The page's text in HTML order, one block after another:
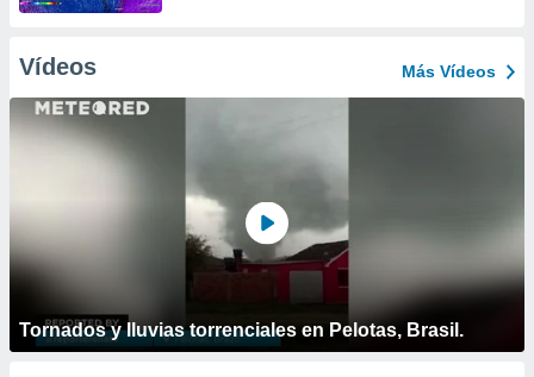
Vídeos Más Vídeos
Tornados y lluvias torrenciales en Pelotas, Brasil.